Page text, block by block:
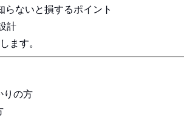
ないと損するポイント
計
ます。
りの方